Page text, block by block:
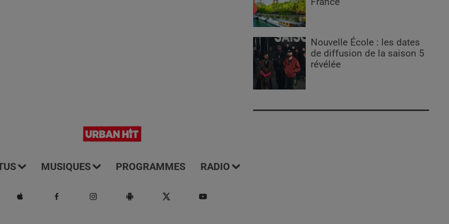
Nouvelle École : les dates
de diffusion de la saison 5
révélée
MUSIQUES PROGRAMMES RADIO